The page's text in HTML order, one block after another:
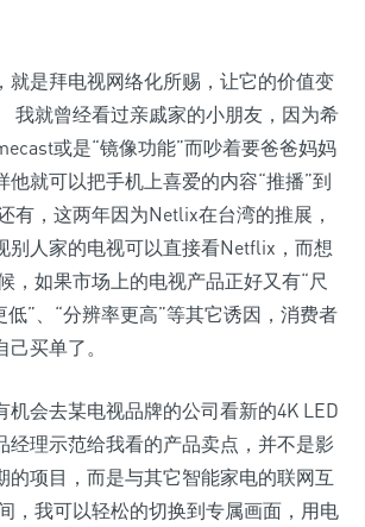
就是拜电视网络化所赐，让它的价值变
我就曾经看过亲戚家的小朋友，因为希
或是“镜像功能”而吵着要爸爸妈妈
他就可以把手机上喜爱的内容“推播”到
有，这两年因为Netlix在台湾的推展，
别人家的电视可以直接看Netflix，而想
，如果市场上的电视产品正好又有“尺
低”、“分辨率更高”等其它诱因，消费者
买单了。
机会去某电视品牌的公司看新的4K LED
经理示范给我看的产品卖点，并不是影
的项目，而是与其它智能家电的联网互
，我可以轻松的切换到专属画面，用电